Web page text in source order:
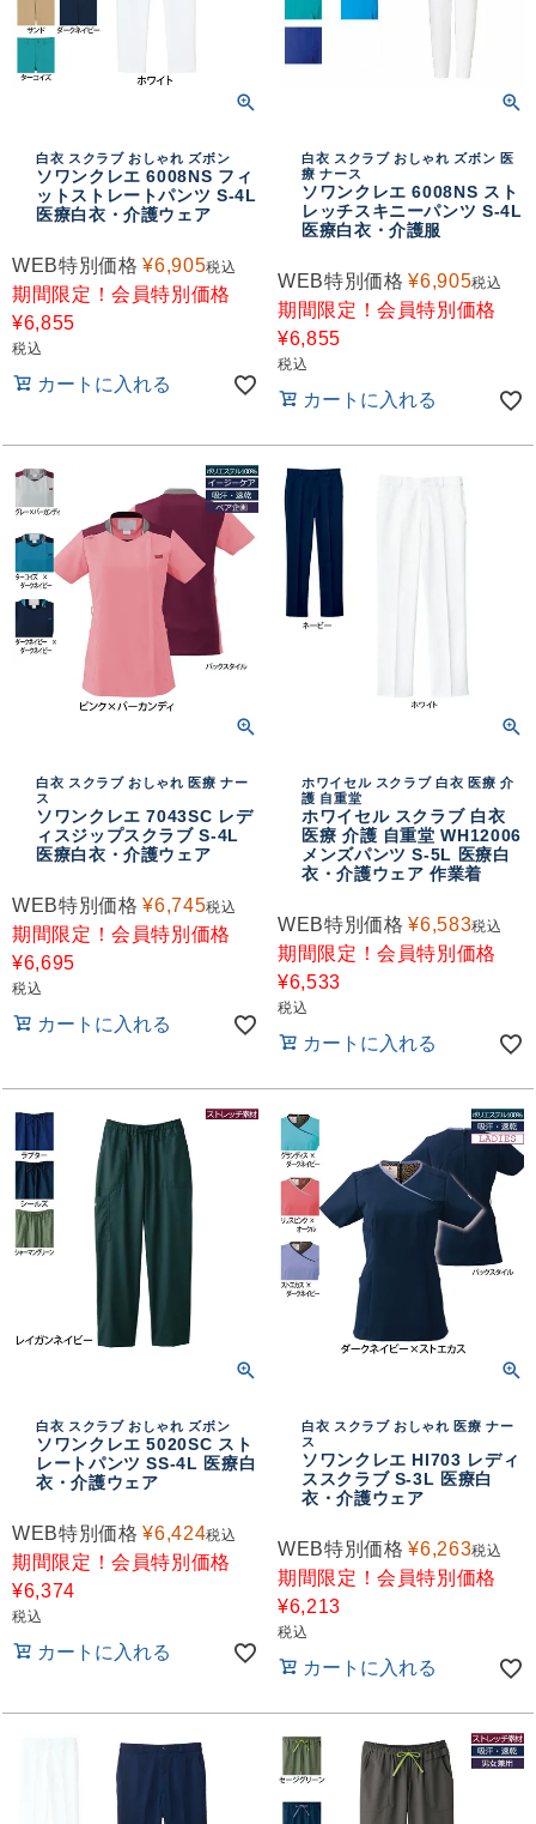
おすすめコンテンツ
白衣 スクラブ おしゃれ ズボン
ソワンクレエ 6008NS フィ
ットストレートパンツ S-4L
医療白衣・介護ウェア
WEB特別価格 ¥6,905税込
期間限定！会員特別価格
¥6,855
税込
カートに入れる
白衣 スクラブ おしゃれ ズボン 医
療 ナース
ソワンクレエ 6008NS スト
レッチスキニーパンツ S-4L
医療白衣・介護服
WEB特別価格 ¥6,905税込
期間限定！会員特別価格
¥6,855
税込
カートに入れる
白衣 スクラブ おしゃれ 医療 ナー
ス
ソワンクレエ 7043SC レデ
ィスジップスクラブ S-4L
医療白衣・介護ウェア
WEB特別価格 ¥6,745税込
期間限定！会員特別価格
¥6,695
税込
カートに入れる
ホワイセル スクラブ 白衣 医療 介
護 自重堂
ホワイセル スクラブ 白衣
医療 介護 自重堂 WH12006
メンズパンツ S-5L 医療白
衣・介護ウェア 作業着
WEB特別価格 ¥6,583税込
期間限定！会員特別価格
¥6,533
税込
カートに入れる
白衣 スクラブ おしゃれ ズボン
ソワンクレエ 5020SC スト
レートパンツ SS-4L 医療白
衣・介護ウェア
WEB特別価格 ¥6,424税込
期間限定！会員特別価格
¥6,374
税込
カートに入れる
白衣 スクラブ おしゃれ 医療 ナー
ス
ソワンクレエ HI703 レディ
ススクラブ S-3L 医療白
衣・介護ウェア
WEB特別価格 ¥6,263税込
期間限定！会員特別価格
¥6,213
税込
カートに入れる